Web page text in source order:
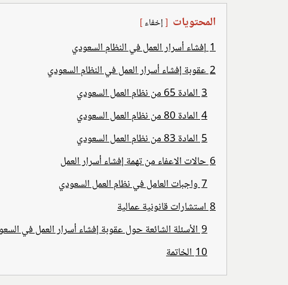
المحتويات إخفاء
1 إفشاء أسرار العمل في النظام السعودي
2 عقوبة إفشاء أسرار العمل في النظام السعودي
3 المادة 65 من نظام العمل السعودي
4 المادة 80 من نظام العمل السعودي
5 المادة 83 من نظام العمل السعودي
6 حالات الاعفاء من تهمة إفشاء أسرار العمل
7 واجبات العامل في نظام العمل السعودي
8 استشارات قانونية عمالية
9 الأسئلة الشائعة حول عقوبة إفشاء أسرار العمل في
10 الخاتمة